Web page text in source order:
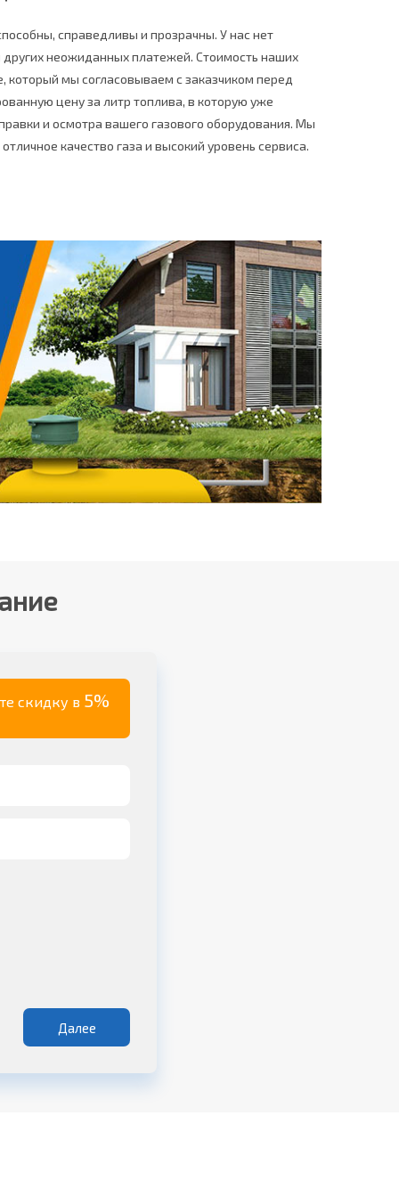
справедливы и прозрачны. У нас нет
других неожиданных платежей. Стоимость наших
который мы согласовываем с заказчиком перед
цену за литр топлива, в которую уже
и осмотра вашего газового оборудования. Мы
качество газа и высокий уровень сервиса.
скидку в 5%
Далее